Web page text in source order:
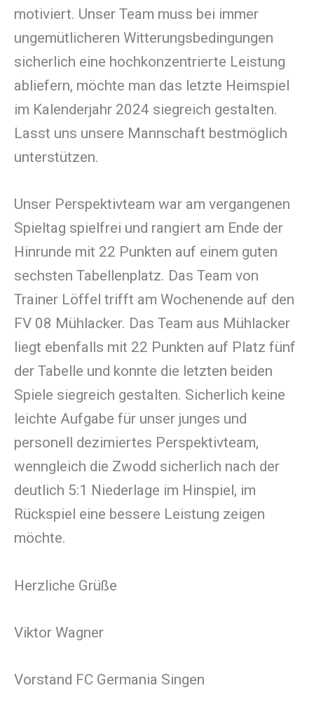
motiviert. Unser Team muss bei immer
ungemütlicheren Witterungsbedingungen
sicherlich eine hochkonzentrierte Leistung
abliefern, möchte man das letzte Heimspiel
im Kalenderjahr 2024 siegreich gestalten.
Lasst uns unsere Mannschaft bestmöglich
unterstützen.
Unser Perspektivteam war am vergangenen
Spieltag spielfrei und rangiert am Ende der
Hinrunde mit 22 Punkten auf einem guten
sechsten Tabellenplatz. Das Team von
Trainer Löffel trifft am Wochenende auf den
FV 08 Mühlacker. Das Team aus Mühlacker
liegt ebenfalls mit 22 Punkten auf Platz fünf
der Tabelle und konnte die letzten beiden
Spiele siegreich gestalten. Sicherlich keine
leichte Aufgabe für unser junges und
personell dezimiertes Perspektivteam,
wenngleich die Zwodd sicherlich nach der
deutlich 5:1 Niederlage im Hinspiel, im
Rückspiel eine bessere Leistung zeigen
möchte.
Herzliche Grüße
Viktor Wagner
Vorstand FC Germania Singen